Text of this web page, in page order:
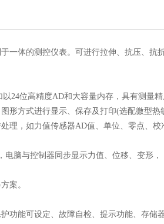
体的测控仪表。可进行拉伸、抗压、抗
位高精度AD和大容量内存，具有测量
形方式进行显示、保存及打印(选配微型
理，如力值传感器AD值、单位、零点、校
脑与控制器同步显示力值、位移、变形，
案。
能可设定、故障自检、提示功能、存储